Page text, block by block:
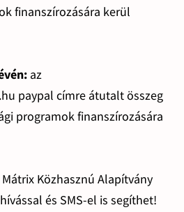
finanszírozására kerül
az
paypal címre átutalt összeg
programok finanszírozására
Közhasznú Alapítvány
és SMS-el is segíthet!